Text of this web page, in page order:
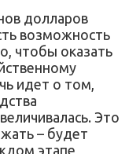
долларов
возможность
чтобы оказать
идет о том,
Это
– будет
этапе